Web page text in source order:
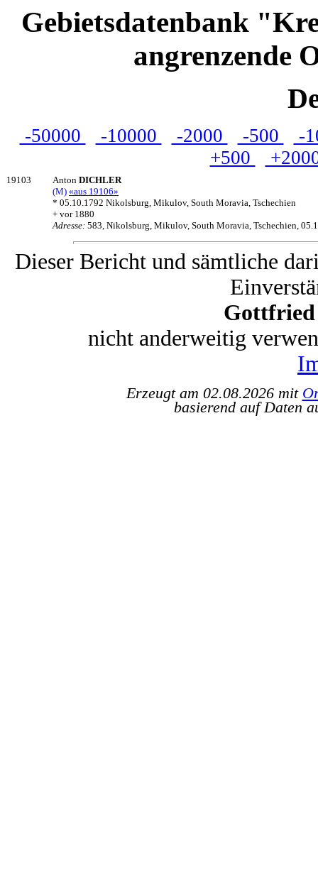
Gebietsdatenbank
angrenzende
-50000 -10000 -2000 -500
-
+500
19103 Anton DICHLER
(M) «aus 19106»
* 05.10.1792 Nikolsburg, Mikulov, South Moravia, Tschechien
+ vor 1880
Adresse: 583, Nikolsburg, Mikulov, South Moravia, Tschechien,
Dieser Bericht und sämtliche
Gottfried
nicht anderweitig
Erzeugt am 02.08.2026 mit
basierend auf Daten